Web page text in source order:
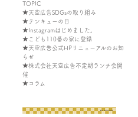
TOPIC
★天空広告SDGsの取り組み
★テンキューの日
★Instagramはじめました。
★こども110番の家に登録
★天空広告公式HPリニューアルのお知
らせ
★株式会社天空広告不定期ランチ会開
催
★コラム